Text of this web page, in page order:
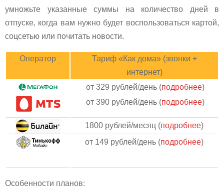
умножьте указанные суммы на количество дней в
отпуске, когда вам нужно будет воспользоваться картой,
соцсетью или почитать новости.
Оператор
Тариф «Как дома» (звонки +
интернет)
от 329 рублей/день (подробнее)
от 390 рублей/день (подробнее)
1800 рублей/месяц (подробнее)
от 149 рублей/день (подробнее)
Особенности планов: